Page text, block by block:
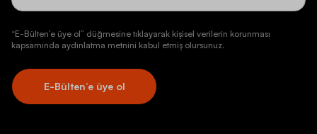
“E-Bülten’e üye ol” düğmesine tıklayarak kişisel verilerin korunması
kapsamında aydınlatma metnini kabul etmiş olursunuz.
E-Bülten’e üye ol